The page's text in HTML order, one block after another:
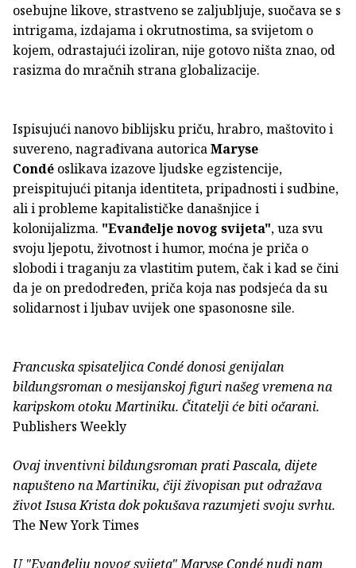
osebujne likove, strastveno se zaljubljuje, suočava se s
intrigama, izdajama i okrutnostima, sa svijetom o
kojem, odrastajući izoliran, nije gotovo ništa znao, od
rasizma do mračnih strana globalizacije.
Ispisujući nanovo biblijsku priču, hrabro, maštovito i
suvereno, nagrađivana autoricaMaryse
Condé oslikava izazove ljudske egzistencije,
preispitujući pitanja identiteta, pripadnosti i sudbine,
ali i probleme kapitalističke današnjice i
kolonijalizma. "Evanđelje novog svijeta", uza svu
svoju ljepotu, životnost i humor, moćna je priča o
slobodi i traganju za vlastitim putem, čak i kad se čini
da je on predodređen, priča koja nas podsjeća da su
solidarnost i ljubav uvijek one spasonosne sile.
Francuska spisateljica Condé donosi genijalan
bildungsroman o mesijanskoj figuri našeg vremena na
karipskom otoku Martiniku. Čitatelji će biti očarani.
Publishers Weekly
Ovaj inventivni bildungsroman prati Pascala, dijete
napušteno na Martiniku, čiji živopisan put odražava
život Isusa Krista dok pokušava razumjeti svoju svrhu.
The New York Times
U "Evanđelju novog svijeta" Maryse Condé nudi nam